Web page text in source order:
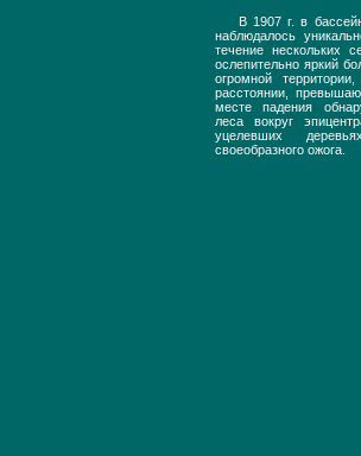
В 1907 г. в
наблюдалось
течение нескольких
ослепительно яркий
огромной
расстоянии,
месте падения
леса вокруг
уцелевших
своеобразного ожога.